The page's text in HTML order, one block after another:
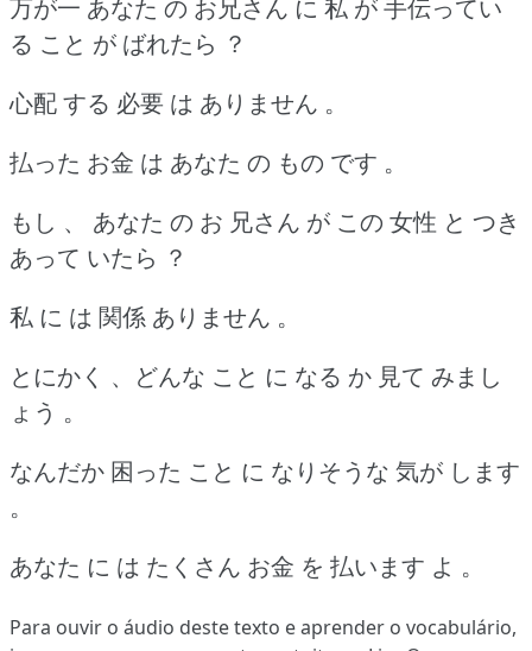
万が一 あなた の お兄さん に 私 が 手伝ってい
る こと が ばれたら ？
心配 する 必要 は ありません 。
払った お金 は あなた の もの です 。
もし 、 あなた の お 兄さん が この 女性 と つき
あって いたら ？
私 に は 関係 ありません 。
とにかく 、どんな こと に なる か 見て みまし
ょう 。
なんだか 困った こと に なりそうな 気が します
。
あなた に は たくさん お金 を 払います よ 。
Para ouvir o áudio deste texto e aprender o vocabulário,